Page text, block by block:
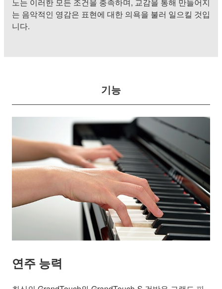
노는 이러한 모든 조건을 충족하며, 교감을 통해 만들어지
는 음악적인 영감은 표현에 대한 의욕을 불러 일으킬 것입
니다.
기능
연주 능력